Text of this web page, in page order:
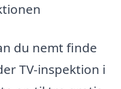
du nemt finde
TV-inspektion i